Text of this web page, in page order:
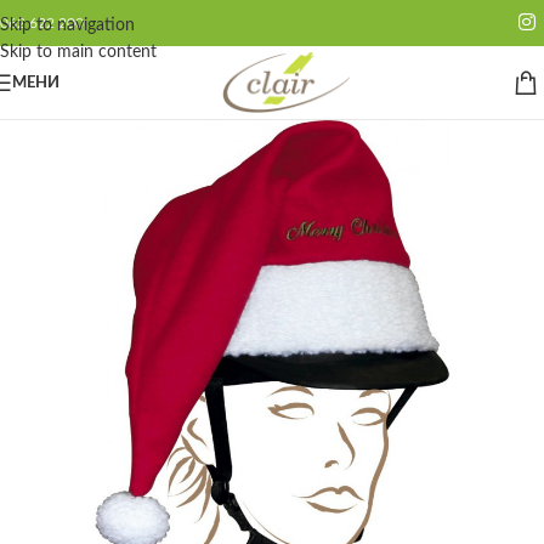
Skip to navigation
Skip to main content
062 622 200
МЕНИ